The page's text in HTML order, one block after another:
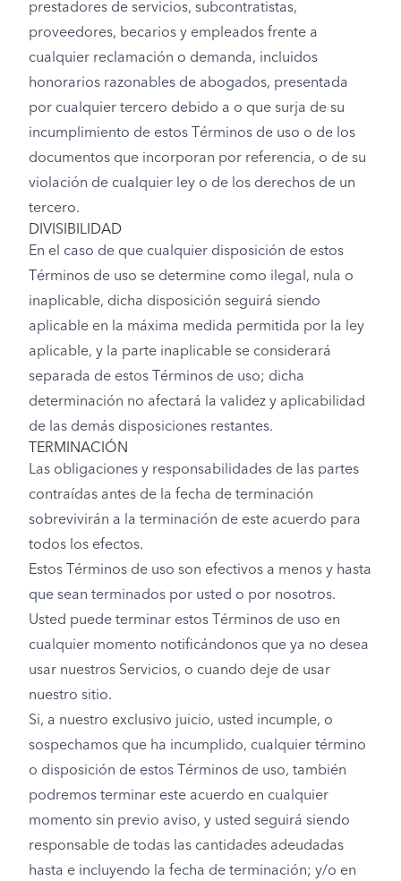
prestadores de servicios, subcontratistas,
proveedores, becarios y empleados frente a
cualquier reclamación o demanda, incluidos
honorarios razonables de abogados, presentada
por cualquier tercero debido a o que surja de su
incumplimiento de estos Términos de uso o de los
documentos que incorporan por referencia, o de su
violación de cualquier ley o de los derechos de un
tercero.
DIVISIBILIDAD
En el caso de que cualquier disposición de estos
Términos de uso se determine como ilegal, nula o
inaplicable, dicha disposición seguirá siendo
aplicable en la máxima medida permitida por la ley
aplicable, y la parte inaplicable se considerará
separada de estos Términos de uso; dicha
determinación no afectará la validez y aplicabilidad
de las demás disposiciones restantes.
TERMINACIÓN
Las obligaciones y responsabilidades de las partes
contraídas antes de la fecha de terminación
sobrevivirán a la terminación de este acuerdo para
todos los efectos.
Estos Términos de uso son efectivos a menos y hasta
que sean terminados por usted o por nosotros.
Usted puede terminar estos Términos de uso en
cualquier momento notificándonos que ya no desea
usar nuestros Servicios, o cuando deje de usar
nuestro sitio.
Si, a nuestro exclusivo juicio, usted incumple, o
sospechamos que ha incumplido, cualquier término
o disposición de estos Términos de uso, también
podremos terminar este acuerdo en cualquier
momento sin previo aviso, y usted seguirá siendo
responsable de todas las cantidades adeudadas
hasta e incluyendo la fecha de terminación; y/o en